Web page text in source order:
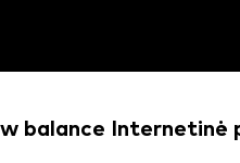
balance Internetinė